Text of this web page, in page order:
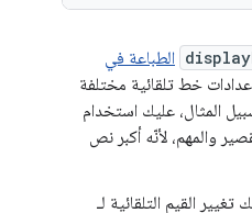
الطباعة في
خط تلقائية مختلفة
المثال، عليك استخدام
والمهم، لأنّه أكبر نص